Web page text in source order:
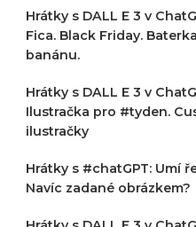
Hrátky s DALL E 3 v
Fica. Black Friday.
banánu.
Hrátky s DALL E 3 v
Ilustračka pro #tyden.
ilustračky
Hrátky s #chatGPT: Umí
Navíc zadané obrázkem?